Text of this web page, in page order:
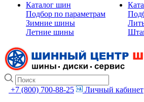
Каталог шин
Подбор по параметрам
Зимние шины
Летние шины
+7 (800) 700-88-25
Личный кабинет